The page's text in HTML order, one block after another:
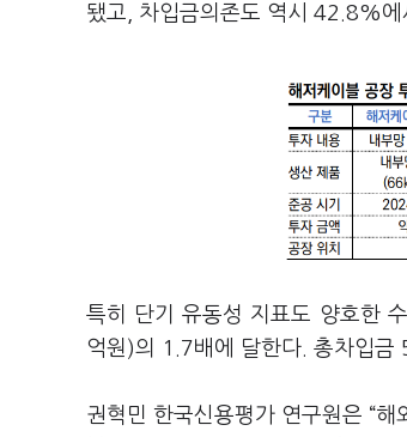
됐고, 차입금의존도 역시 42.8%
특히 단기 유동성 지표도 양호한
억원)의 1.7배에 달한다. 총차입금
권혁민 한국신용평가 연구원은 “